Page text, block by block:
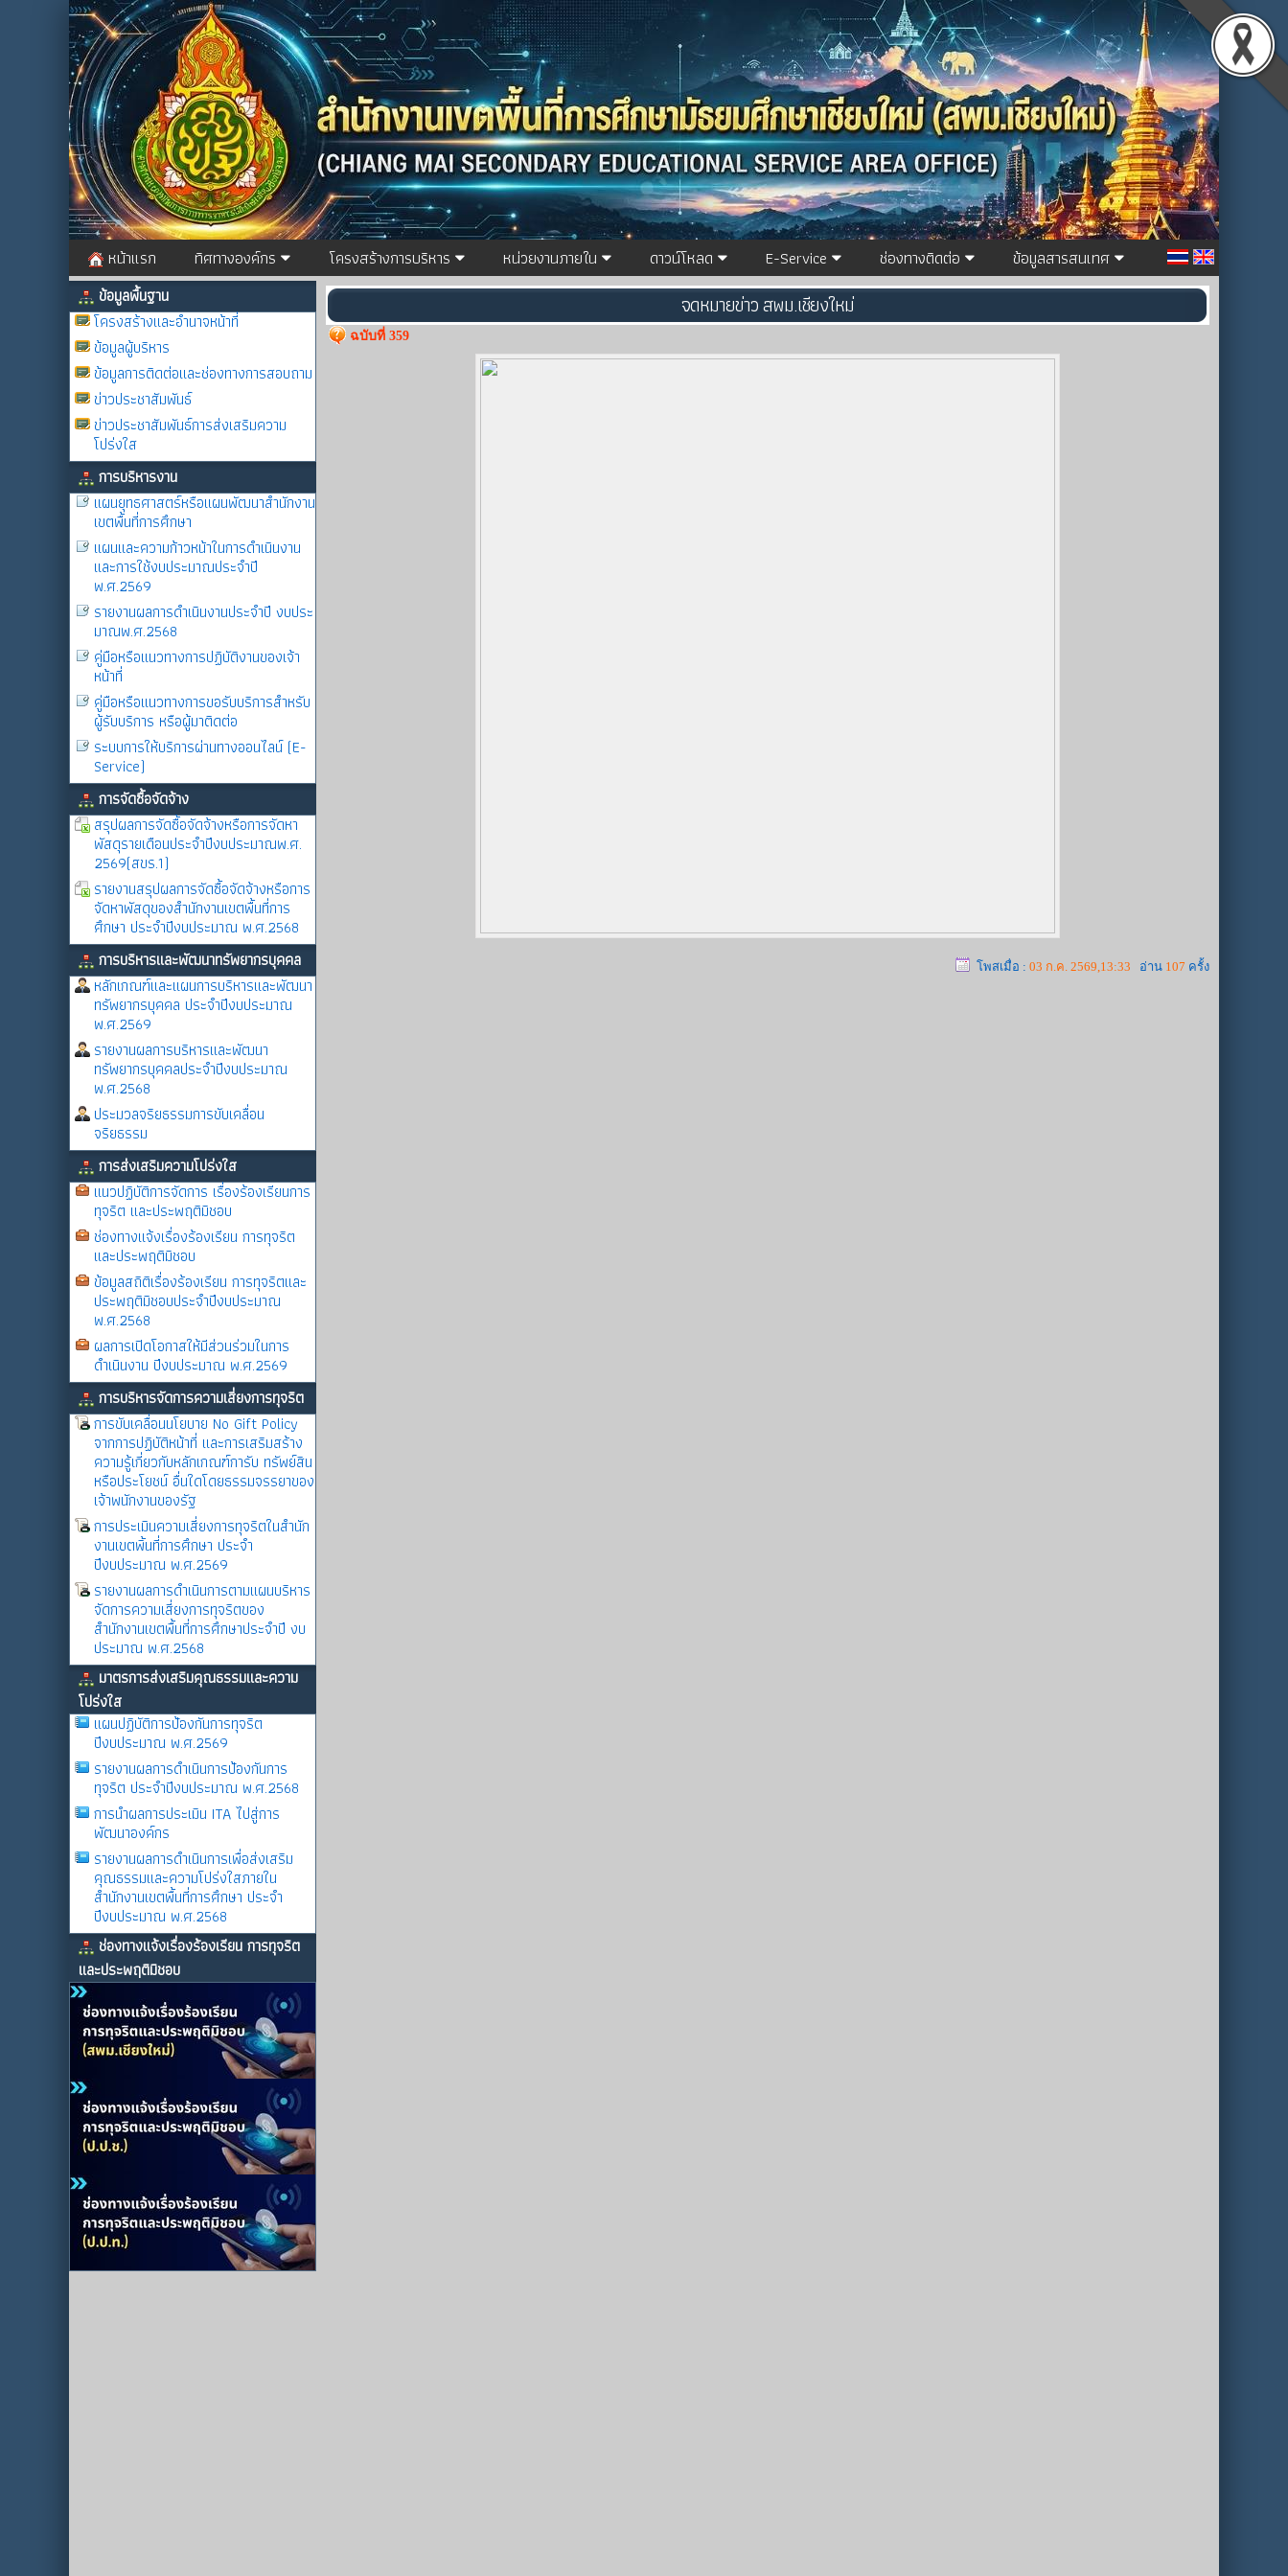
หน้าแรก ทิศทางองค์กร โครงสร้างการบริหาร หน่วยงานภายใน ดาวน์โหลด E-Service ช่องทางติดต่อ ข้อมูลสารสนเทศ
ข้อมูลพื้นฐาน
โครงสร้างและอำนาจหน้าที่
ข้อมูลผู้บริหาร
ข้อมูลการติดต่อและช่องทางการสอบถาม
ข่าวประชาสัมพันธ์
ข่าวประชาสัมพันธ์การส่งเสริมความ
โปร่งใส
การบริหารงาน
แผนยุทธศาสตร์หรือแผนพัฒนาสำนักงาน
เขตพื้นที่การศึกษา
แผนและความก้าวหน้าในการดำเนินงาน
และการใช้งบประมาณประจำปี
พ.ศ.2569
รายงานผลการดำเนินงานประจำปี งบประ
มาณพ.ศ.2568
คู่มือหรือแนวทางการปฏิบัติงานของเจ้า
หน้าที่
คู่มือหรือแนวทางการขอรับบริการสำหรับ
ผู้รับบริการ หรือผู้มาติดต่อ
ระบบการให้บริการผ่านทางออนไลน์ (E-
Service)
การจัดซื้อจัดจ้าง
สรุปผลการจัดซื้อจัดจ้างหรือการจัดหา
พัสดุรายเดือนประจำปีงบประมาณพ.ศ.
2569(สขร.1)
รายงานสรุปผลการจัดซื้อจัดจ้างหรือการ
จัดหาพัสดุของสำนักงานเขตพื้นที่การ
ศึกษา ประจำปีงบประมาณ พ.ศ.2568
การบริหารและพัฒนาทรัพยากรบุคคล
หลักเกณฑ์และแผนการบริหารและพัฒนา
ทรัพยากรบุคคล ประจำปีงบประมาณ
พ.ศ.2569
รายงานผลการบริหารและพัฒนา
ทรัพยากรบุคคลประจำปีงบประมาณ
พ.ศ.2568
ประมวลจริยธรรมการขับเคลื่อน
จริยธรรม
การส่งเสริมความโปร่งใส
แนวปฏิบัติการจัดการ เรื่องร้องเรียนการ
ทุจริต และประพฤติมิชอบ
ช่องทางแจ้งเรื่องร้องเรียน การทุจริต
และประพฤติมิชอบ
ข้อมูลสถิติเรื่องร้องเรียน การทุจริตและ
ประพฤติมิชอบประจำปีงบประมาณ
พ.ศ.2568
ผลการเปิดโอกาสให้มีส่วนร่วมในการ
ดำเนินงาน ปีงบประมาณ พ.ศ.2569
การบริหารจัดการความเสี่ยงการทุจริต
การขับเคลื่อนนโยบาย No Gift Policy
จากการปฏิบัติหน้าที่ และการเสริมสร้าง
ความรู้เกี่ยวกับหลักเกณฑ์การับ ทรัพย์สิน
หรือประโยชน์ อื่นใดโดยธรรมจรรยาของ
เจ้าพนักงานของรัฐ
การประเมินความเสี่ยงการทุจริตในสำนัก
งานเขตพิ้นที่การศึกษา ประจำ
ปีงบประมาณ พ.ศ.2569
รายงานผลการดำเนินการตามแผนบริหาร
จัดการความเสี่ยงการทุจริตของ
สำนักงานเขตพื้นที่การศึกษาประจำปี งบ
ประมาณ พ.ศ.2568
มาตรการส่งเสริมคุณธรรมและความ
โปร่งใส
แผนปฏิบัติการป้องกันการทุจริต
ปีงบประมาณ พ.ศ.2569
รายงานผลการดําเนินการป้องกันการ
ทุจริต ประจําปีงบประมาณ พ.ศ.2568
การนำผลการประเมิน ITA ไปสู่การ
พัฒนาองค์กร
รายงานผลการดําเนินการเพื่อส่งเสริม
คุณธรรมและความโปร่งใสภายใน
สำนักงานเขตพื้นที่การศึกษา ประจำ
ปีงบประมาณ พ.ศ.2568
ช่องทางแจ้งเรื่องร้องเรียน การทุจริต
และประพฤติมิชอบ
จดหมายข่าว สพม.เชียงใหม่
ฉบับที่ 359
โพสเมื่อ : 03 ก.ค. 2569,13:33 อ่าน 107 ครั้ง